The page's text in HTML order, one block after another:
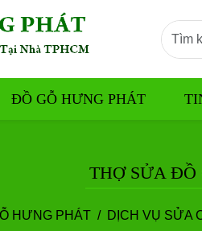
ĐỒ GỖ HƯNG PHÁT
THỢ SỬA
HƯNG PHÁT DỊCH VỤ SỬA